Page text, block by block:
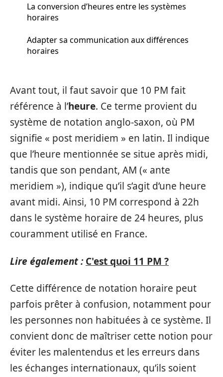
La conversion d’heures entre les systèmes
horaires
Adapter sa communication aux différences
horaires
Avant tout, il faut savoir que 10 PM fait
référence à l’heure. Ce terme provient du
système de notation anglo-saxon, où PM
signifie « post meridiem » en latin. Il indique
que l’heure mentionnée se situe après midi,
tandis que son pendant, AM (« ante
meridiem »), indique qu’il s’agit d’une heure
avant midi. Ainsi, 10 PM correspond à 22h
dans le système horaire de 24 heures, plus
couramment utilisé en France.
Lire également : C'est quoi 11 PM ?
Cette différence de notation horaire peut
parfois prêter à confusion, notamment pour
les personnes non habituées à ce système. Il
convient donc de maîtriser cette notion pour
éviter les malentendus et les erreurs dans
les échanges internationaux, qu’ils soient